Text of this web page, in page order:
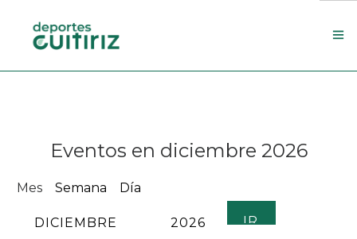
Contacto
Search Site
Eventos en diciembre 2026
Mes Semana Día
MES
AÑO